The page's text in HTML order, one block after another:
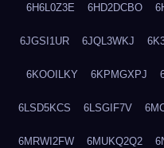
6H6L0Z3E 6HD2DCBO
6JGSI1UR 6JQL3WKJ
6KOOILKY 6KPMGXPJ
6LSD5KCS 6LSGIF7V
6MRWI2FW 6MUKQ2Q2